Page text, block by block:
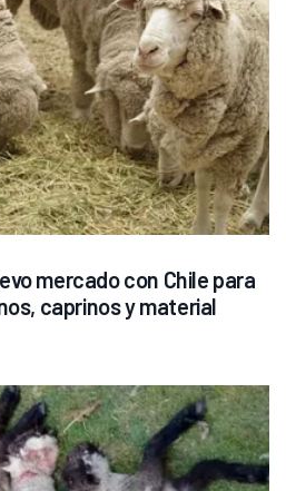
mercado con Chile para
caprinos y material